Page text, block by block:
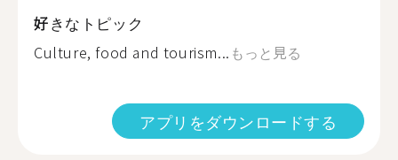
好きなトピック
Culture, food and tourism... もっと見る
アプリをダウンロードする